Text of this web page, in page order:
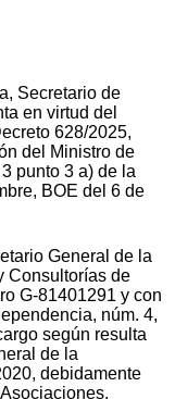
Secretario de
en virtud del
628/2025,
del Ministro de
punto 3 a) de la
BOE del 6 de
General de la
Consultorías de
G-81401291 y con
núm. 4,
según resulta
de la
debidamente